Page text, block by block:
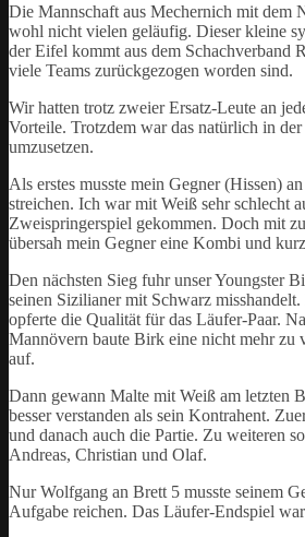
Die Mannschaft aus Mechernich mit dem
wohl nicht vielen geläufig. Dieser kleine
der Eifel kommt aus dem Schachverband
viele Teams zurückgezogen worden sind.
Wir hatten trotz zweier Ersatz-Leute an
Vorteile. Trotzdem war das natürlich in
umzusetzen.
Als erstes musste mein Gegner (Hissen)
streichen. Ich war mit Weiß sehr schlecht
Zweispringerspiel gekommen. Doch mit
übersah mein Gegner eine Kombi und
Den nächsten Sieg fuhr unser Youngster
seinen Sizilianer mit Schwarz
opferte die Qualität für das Läufer-Paar.
Mannövern baute Birk eine nicht mehr zu
auf.
Dann gewann Malte mit Weiß am letzten
besser verstanden als sein Kontrahent.
und danach auch die Partie. Zu weiteren
Andreas, Christian und Olaf.
Nur Wolfgang an Brett 5 musste seinem
Aufgabe reichen. Das Läufer-Endspiel